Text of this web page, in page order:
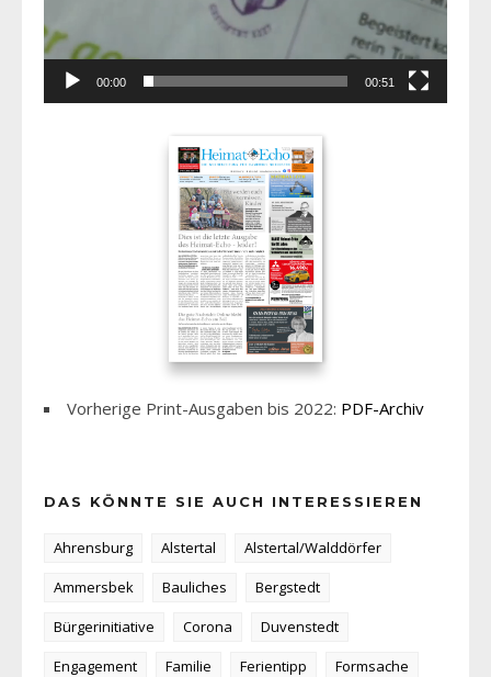
00:00 00:51
Vorherige Print-Ausgaben bis 2022: PDF-Archiv
DAS KÖNNTE SIE AUCH INTERESSIEREN
Ahrensburg Alstertal
Alstertal/Walddörfer
Ammersbek
Bauliches
Bergstedt
Bürgerinitiative
Corona
Duvenstedt
Engagement
Familie Ferientipp
Formsache